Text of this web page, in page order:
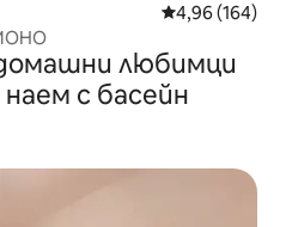
Средна
4,96 (164)
любимци
с басейн